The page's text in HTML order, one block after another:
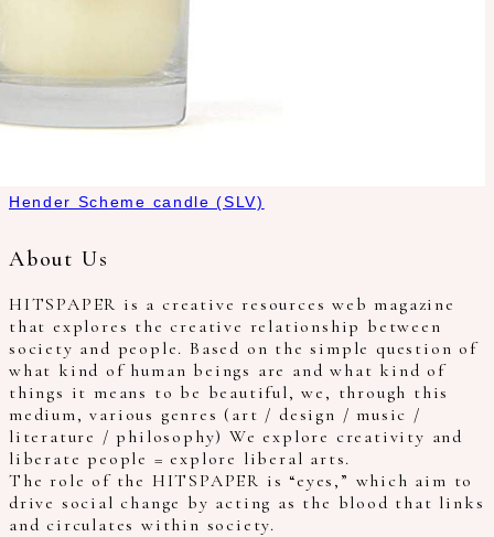
Hender Scheme candle (SLV)
About Us
HITSPAPER is a creative resources web magazine
that explores the creative relationship between
society and people. Based on the simple question of
what kind of human beings are and what kind of
things it means to be beautiful, we, through this
medium, various genres (art / design / music /
literature / philosophy) We explore creativity and
liberate people = explore liberal arts.
The role of the HITSPAPER is “eyes,” which aim to
drive social change by acting as the blood that links
and circulates within society.